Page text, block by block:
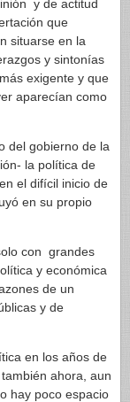
y de actitud
que
situarse en la
y sintonías
exigente y que
aparecían como
del gobierno de la
la política de
el difícil inicio de
en su propio
con grandes
y económica
de un
y de
en los años de
ahora, aun
hay poco espacio